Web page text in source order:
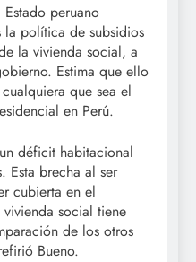
Estado peruano
la política de subsidios
la vivienda social, a
Estima que ello
que sea el
en Perú.
déficit habitacional
Esta brecha al ser
cubierta en el
social tiene
de los otros
Bueno.